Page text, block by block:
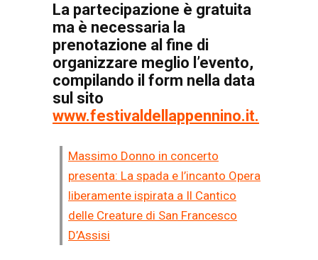
La partecipazione è gratuita
ma è necessaria la
prenotazione al fine di
organizzare meglio l’evento,
compilando il form nella data
sul sito
www.festivaldellappennino.it.
Massimo Donno in concerto
presenta: La spada e l’incanto Opera
liberamente ispirata a Il Cantico
delle Creature di San Francesco
D’Assisi